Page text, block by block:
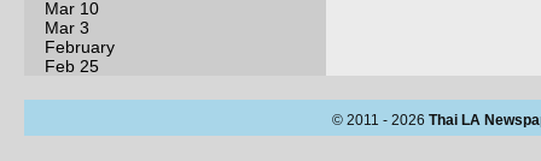
Mar 10
Mar 3
February
Feb 25
© 2011 - 2026 Thai LA